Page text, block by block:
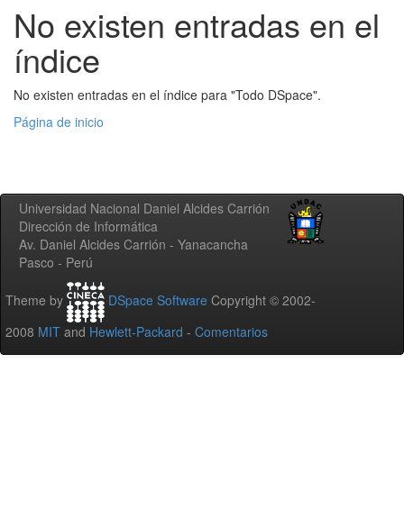
No existen entradas en el
índice
No existen entradas en el índice para "Todo DSpace".
Página de inicio
Universidad Nacional Daniel Alcides Carrión
Dirección de Informática
Av. Daniel Alcides Carrión - Yanacancha
Pasco - Perú
Theme by DSpace Software Copyright © 2002-
2008 MIT and Hewlett-Packard - Comentarios